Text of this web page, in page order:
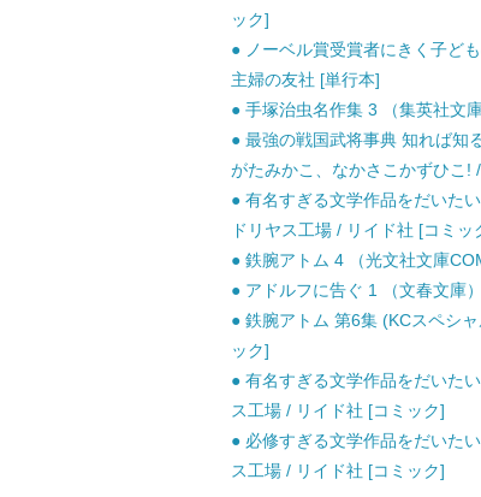
ック]
● ノーベル賞受賞者にきく子ど
主婦の友社 [単行本]
● 手塚治虫名作集 3 （集英社文
● 最強の戦国武将事典 知れば知
がたみかこ、なかさこかずひこ!
● 有名すぎる文学作品をだいた
ドリヤス工場 / リイド社 [コミッ
● 鉄腕アトム 4 （光文社文庫
● アドルフに告ぐ 1 （文春文庫
● 鉄腕アトム 第6集 (KCスペシ
ック]
● 有名すぎる文学作品をだいた
ス工場 / リイド社 [コミック]
● 必修すぎる文学作品をだいた
ス工場 / リイド社 [コミック]